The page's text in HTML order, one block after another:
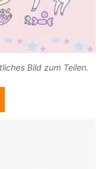
Bild zum Teilen.